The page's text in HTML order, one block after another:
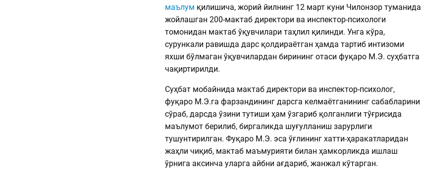
маълум қилишича, жорий йилнинг 12 март куни Чилонзор туманида
жойлашган 200-мактаб директори ва инспектор-психологи
томонидан мактаб ўқувчилари таҳлил қилинди. Унга кўра,
сурункали равишда дарс қолдираётган ҳамда тартиб интизоми
яхши бўлмаган ўқувчилардан бирининг отаси фуқаро М.Э. суҳбатга
чақиртирилди.
Суҳбат мобайнида мактаб директори ва инспектор-психолог,
фуқаро М.Э.га фарзандининг дарсга келмаётганининг сабабларини
сўраб, дарсда ўзини тутиши ҳам ўзгариб қолганлиги тўғрисида
маълумот берилиб, биргаликда шуғулланиш зарурлиги
тушунтирилган. Фуқаро М.Э. эса ўғлининг хатти-ҳаракатларидан
жаҳли чиқиб, мактаб маъмурияти билан ҳамкорликда ишлаш
ўрнига аксинча уларга айбни ағдариб, жанжал кўтарган.